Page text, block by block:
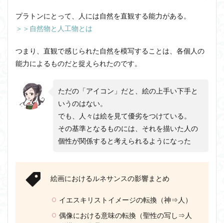
プラトンにとって、人には自然を直観する能力がある。
＞＞自然物と人工物とは
つまり、直観で感じられた自然を模写することは、各個人の
能力によるものだと捉えられたのです。
ただの「アイコン」だと、絵の上手い下手と
いうのはない。
でも、人々は絵を見て優劣をつけている。
その基準となるものには、それを描いた人の
個性が関係すると考えられるようになった
絵画におけるルネサンスの影響まとめ
イエスキリストイメージの転換（神⇒人）
偶像における意味の転換（聖性の写し⇒人